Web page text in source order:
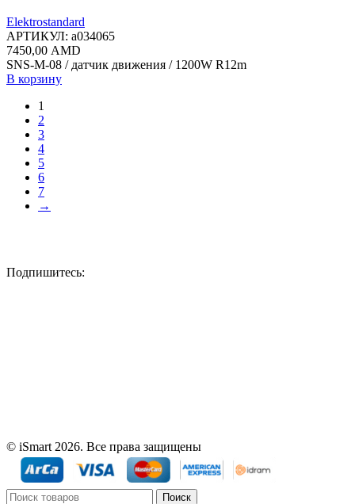
Elektrostandard
АРТИКУЛ: a034065
7450,00 AMD
SNS-M-08 / датчик движения / 1200W R12m
В корзину
1
2
3
4
5
6
7
→
Подпишитесь:
© iSmart 2026. Все права защищены
Поиск